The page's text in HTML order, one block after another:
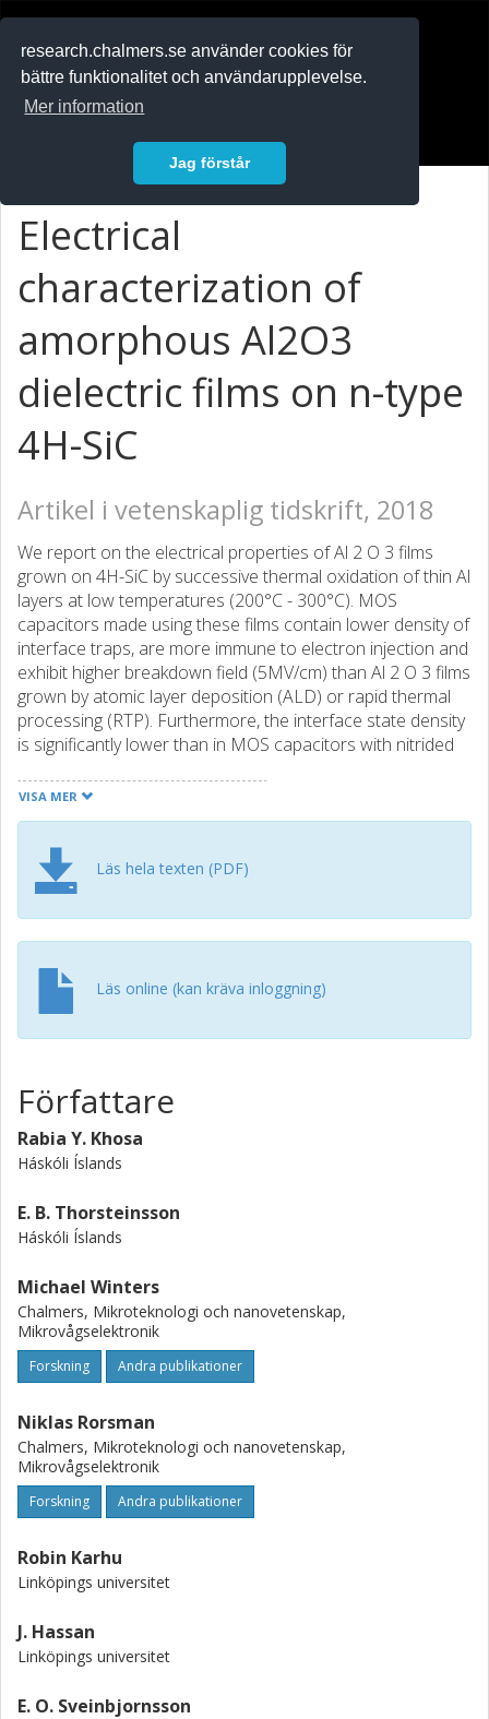
research.chalmers.se använder cookies för
bättre funktionalitet och användarupplevelse.
Mer information
Jag förstår
Electrical
characterization of
amorphous Al2O3
dielectric films on n-type
4H-SiC
Artikel i vetenskaplig tidskrift, 2018
We report on the electrical properties of Al 2 O 3 films
grown on 4H-SiC by successive thermal oxidation of thin Al
layers at low temperatures (200°C - 300°C). MOS
capacitors made using these films contain lower density of
interface traps, are more immune to electron injection and
exhibit higher breakdown field (5MV/cm) than Al 2 O 3 films
grown by atomic layer deposition (ALD) or rapid thermal
processing (RTP). Furthermore, the interface state density
is significantly lower than in MOS capacitors with nitrided
dielectric. Deposition of an additional SiO 2 film on the top
of the Al 2 O 3 layer increases the breakdown voltage of
interface traps. We examine the origin of negative charges
frequently encountered in Al 2 O 3 films grown on SiC and
find that these charges consist of trapped electrons which
can be released from the Al 2 O 3 layer by depletion bias
needs to be reduced if Al 2 O 3 is to be used as a gate
dielectric in SiC MOS technology.
VISA MER
Läs hela texten (PDF)
Läs online (kan kräva inloggning)
Författare
Rabia Y. Khosa
Háskóli Íslands
E. B. Thorsteinsson
Háskóli Íslands
Michael Winters
Chalmers, Mikroteknologi och nanovetenskap,
Mikrovågselektronik
Forskning Andra publikationer
Niklas Rorsman
Chalmers, Mikroteknologi och nanovetenskap,
Mikrovågselektronik
Forskning Andra publikationer
Robin Karhu
Linköpings universitet
J. Hassan
Linköpings universitet
E. O. Sveinbjornsson